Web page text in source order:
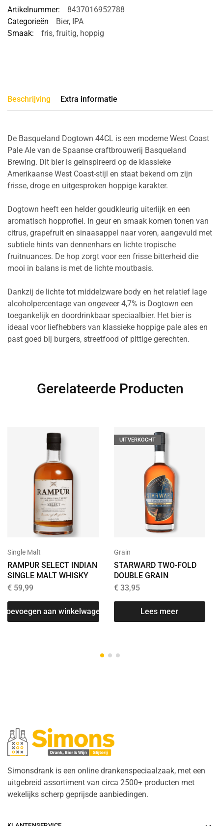
Artikelnummer:
8437016952788
Categorieën
Bier, IPA
Smaak:
fris, fruitig, hoppig
Beschrijving Extra informatie
De Basqueland Dogtown 44CL is een moderne West Coast
Pale Ale van de Spaanse craftbrouwerij Basqueland
Brewing. Dit bier is geïnspireerd op de klassieke
Amerikaanse West Coast-stijl en staat bekend om zijn
frisse, droge en uitgesproken hoppige karakter.
Dogtown heeft een helder goudkleurig uiterlijk en een
aromatisch hopprofiel. In geur en smaak komen tonen van
citrus, grapefruit en sinaasappel naar voren, aangevuld met
subtiele hints van dennenhars en lichte tropische
fruitnuances. De hop zorgt voor een frisse bitterheid die
mooi in balans is met de lichte moutbasis.
Dankzij de lichte tot middelzware body en het relatief lage
alcoholpercentage van ongeveer 4,7% is Dogtown een
toegankelijk en doordrinkbaar speciaalbier. Het bier is
ideaal voor liefhebbers van klassieke hoppige pale ales en
past goed bij burgers, streetfood of pittige gerechten.
Gerelateerde Producten
Single Malt
RAMPUR SELECT INDIAN
SINGLE MALT WHISKY
€ 59,99
Toevoegen aan winkelwagen
UITVERKOCHT
Grain
STARWARD TWO-FOLD
DOUBLE GRAIN
€33,95
Lees meer
Simonsdrank is een online drankenspeciaalzaak, met een
uitgebreid assortiment van circa 2500+ producten met
wekelijks scherp geprijsde aanbiedingen.